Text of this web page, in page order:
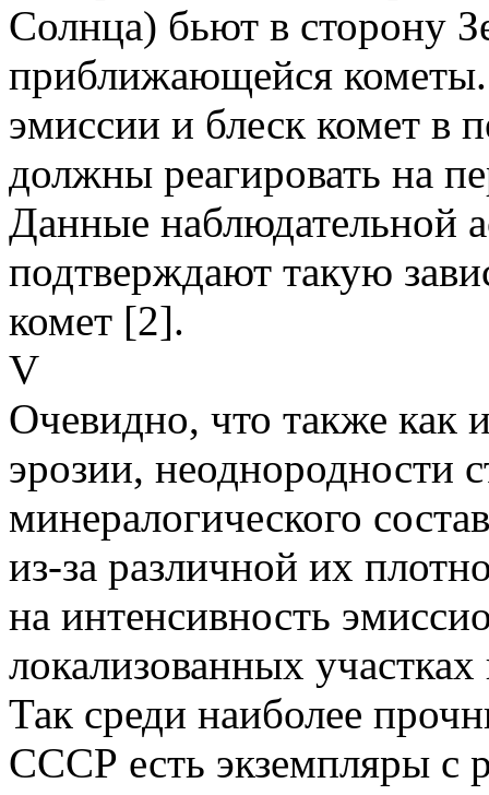
Солнца) бьют в сторону
приближающейся кометы.
эмиссии и блеск комет в
должны реагировать на
Данные наблюдательной
подтверждают такую
комет [2].
V
Очевидно, что также как
эрозии, неоднородности
минералогического
из-за различной их
на интенсивность
локализованных
Так среди наиболее
СССР есть экземпляры с